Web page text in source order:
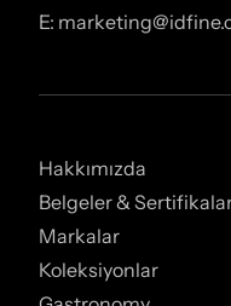
E:
Hakkımızda
Belgeler &
Markalar
Koleksiyonlar